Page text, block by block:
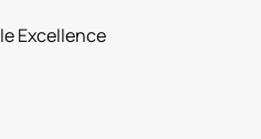
Excellence